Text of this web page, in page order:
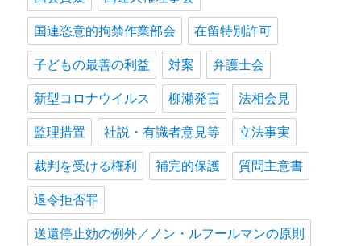
国連恣意的拘禁作業部会 在留特別許可
子どもの最善の利益 対案 弁護士会
新型コロナウイルス 柳瀬発言 法相会見
監理措置 社説・有識者意見等 立法事実
裁判を受ける権利 補完的保護 質問主意書
退令拒否罪
送還停止効の例外／ノン・ルフールマンの原則